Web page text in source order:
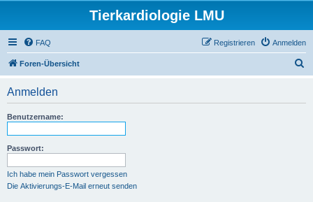
Tierkardiologie LMU
FAQ Anmelden
Registrieren
Foren-Übersicht
Anmelden
Benutzername:
Passwort:
Ich habe mein Passwort vergessen
Die Aktivierungs-E-Mail erneut senden